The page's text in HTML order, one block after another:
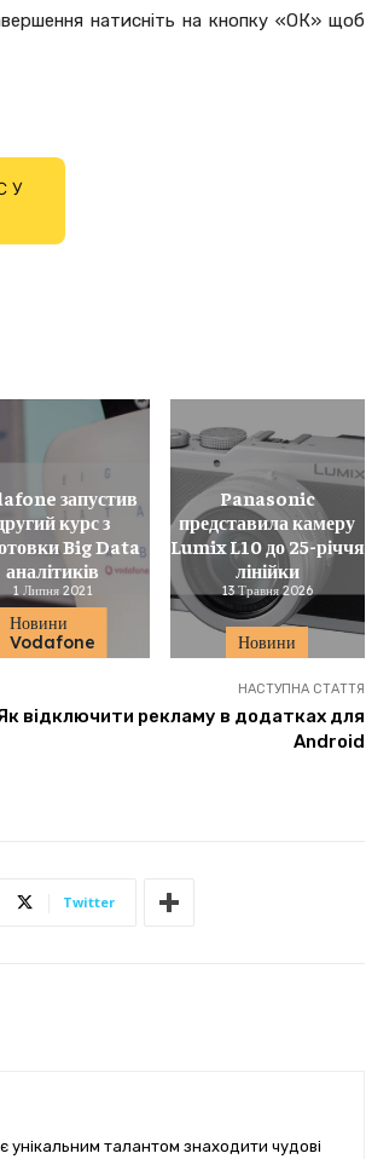
натисніть на кнопку «ОК» щоб
У
Новини
Vodafone
запустив
курс з
Big Data
аналітиків
1 Липня 2021
Новини
Panasonic
представила камеру
Lumix L10 до 25-річчя
лінійки
13 Травня 2026
НАСТУПНА СТАТТЯ
відключити рекламу в додатках для
Android
Twitter
унікальним талантом знаходити чудові